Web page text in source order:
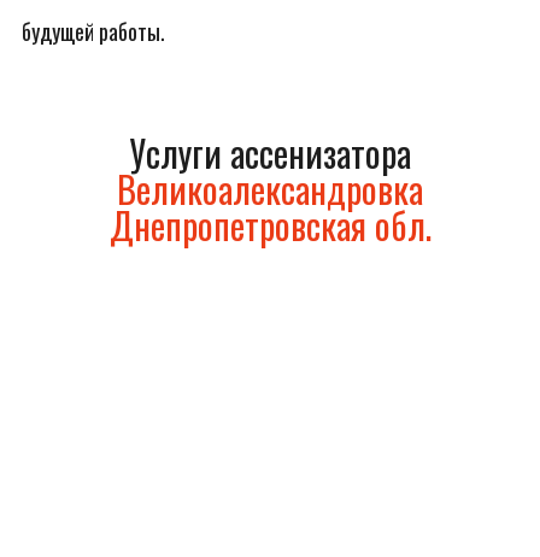
будущей работы.
Услуги ассенизатора
Великоалександровка
Днепропетровская обл.